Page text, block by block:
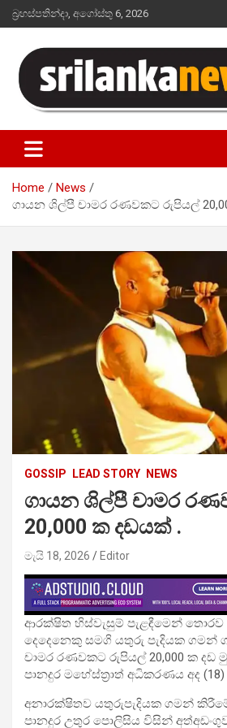
Skip
to
බ්‍රහස්පතින්දා, අගෝස්තු 6, 2026
Sri Lanka News
Home
News
ගායන ශිල්පී චාමර රණවකට රුපියල්
GOSSIP LEAD STORY NEWS
ගායන ශිල්පී චාමර
20,000 ක දඩයක් .
මැයි 18, 2026 Editor
ආරක්ෂිත හිස්වැසුම් පැළඳීමෙන්
දෙදෙනෙකු සමගි යතුරු පැදියක ගමන්
චාමර රණවකට රුපියල් 20,000 ක දඩ
පානදුර මහේස්ත්‍රාත් අධිකරණය අද
අනාරක්ෂිතව යතුරුපැදියක ගමන්
පානදුර උතුර පොලිසිය විසින්